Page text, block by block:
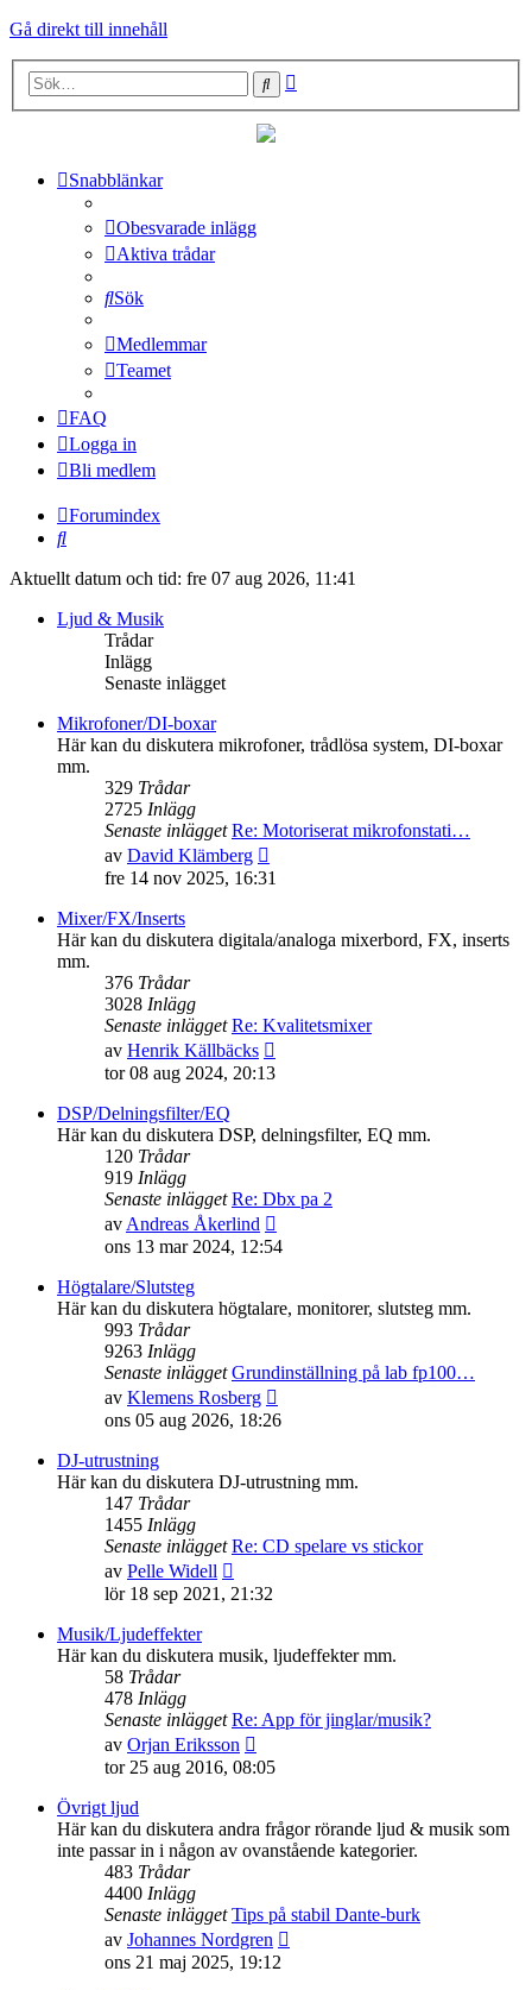
Gå direkt till innehåll
Sök
Snabblänkar
Obesvarade inlägg
Aktiva trådar
Sök
Medlemmar
Teamet
FAQ
Logga in
Bli medlem
Forumindex
Sök
Aktuellt datum och tid: fre 07 aug 2026, 11:41
Ljud & Musik
Trådar
Inlägg
Senaste inlägget
Mikrofoner/DI-boxar
Här kan du diskutera mikrofoner, trådlösa system, DI-boxar
mm.
329 Trådar
2725 Inlägg
Senaste inlägget Re: Motoriserat mikrofonstati…
av David Klämberg
till
inlägget
fre 14 nov 2025, 16:31
Mixer/FX/Inserts
Här kan du diskutera digitala/analoga mixerbord, FX, inserts
mm.
376 Trådar
3028 Inlägg
Senaste inlägget Re: Kvalitetsmixer
av Henrik Källbäcks
inlägget
tor 08 aug 2024, 20:13
DSP/Delningsfilter/EQ
Här kan du diskutera DSP, delningsfilter, EQ mm.
120 Trådar
919 Inlägg
Senaste inlägget Re: Dbx pa 2
av Andreas Åkerlind
till
inlägget
ons 13 mar 2024, 12:54
Högtalare/Slutsteg
Här kan du diskutera högtalare, monitorer, slutsteg mm.
993 Trådar
9263 Inlägg
Senaste inlägget Grundinställning på lab fp100…
av Klemens Rosberg
till
inlägget
ons 05 aug 2026, 18:26
DJ-utrustning
Här kan du diskutera DJ-utrustning mm.
147 Trådar
1455 Inlägg
Senaste inlägget Re: CD spelare vs stickor
av Pelle Widell
till
inlägget
lör 18 sep 2021, 21:32
Musik/Ljudeffekter
Här kan du diskutera musik, ljudeffekter mm.
58 Trådar
478 Inlägg
Senaste inlägget Re: App för jinglar/musik?
av Orjan Eriksson
till
inlägget
tor 25 aug 2016, 08:05
Övrigt ljud
Här kan du diskutera andra frågor rörande ljud & musik som
inte passar in i någon av ovanstående kategorier.
483 Trådar
4400 Inlägg
Senaste inlägget Tips på stabil Dante-burk
av Johannes Nordgren
ons 21 maj 2025, 19:12